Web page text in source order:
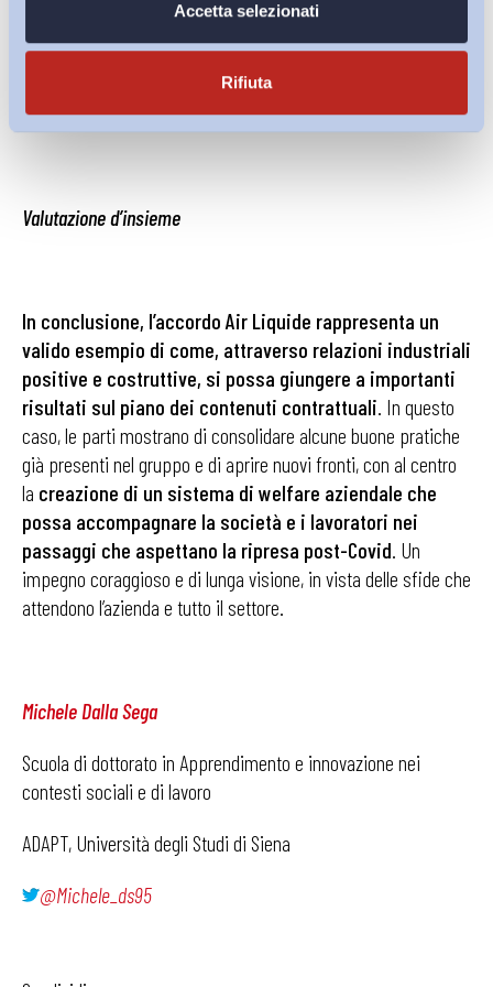
Accetta selezionati
Rifiuta
supportare sul piano economici percorsi aziendali di
rimodulazione dell’orario e delle attività nella fase conclusiva
del percorso professionale dei dipendenti.
Valutazione d’insieme
In conclusione, l’accordo Air Liquide rappresenta un
valido esempio di come, attraverso relazioni industriali
positive e costruttive, si possa giungere a importanti
risultati sul piano dei contenuti contrattuali . In questo
caso, le parti mostrano di consolidare alcune buone pratiche
già presenti nel gruppo e di aprire nuovi fronti, con al centro
la creazione di un sistema di welfare aziendale che
possa accompagnare la società e i lavoratori nei
passaggi che aspettano la ripresa post-Covid . Un
impegno coraggioso e di lunga visione, in vista delle sfide che
attendono l’azienda e tutto il settore.
Michele Dalla Sega
Scuola di dottorato in Apprendimento e innovazione nei
contesti sociali e di lavoro
ADAPT, Università degli Studi di Siena
@Michele_ds95